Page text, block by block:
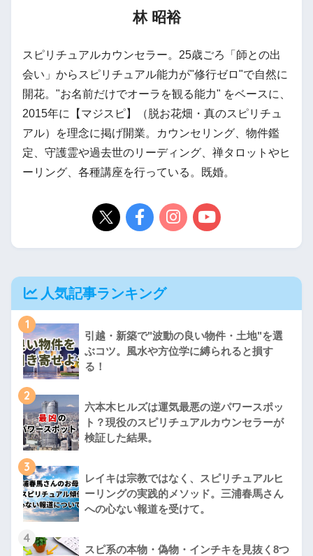
林 昭裕
スピリチュアルカウンセラー。25歳ごろ「師との出
会い」からスピリチュアル能力が"修行ゼロ"で自然に
開花。"お名前だけでオーラを観る能力" をベースに、
2015年に【マジスピ】（脱お花畑・真のスピリチュ
アル）を理念に掲げ開業。カウンセリング、物件鑑
定、守護霊や過去世のリーディング、禅タロットやヒ
ーリング、各種講座を行っている。既婚。
人気記事ランキング
1
引越・新築で"波動の良い物件・土地"を選
ぶコツ。風水や方位学に縛られると損す
る！
2
六本木ヒルズは運気最悪の逆パワースポッ
ト？現役のスピリチュアルカウンセラーが
検証した結果。
3
レイキは宗教ではなく、スピリチュアルヒ
ーリングの実践的メソッド。三浦春馬さん
への心ない報道を受けて。
4
スピ系の本物・偽物・インチキを見抜く8つ